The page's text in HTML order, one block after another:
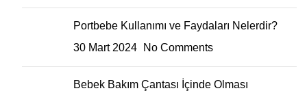
Portbebe Kullanımı ve Faydaları Nelerdir?
30 Mart 2024
No Comments
Bebek Bakım Çantası İçinde Olması